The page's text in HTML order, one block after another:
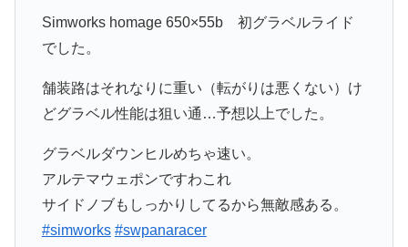
Simworks homage 650×55b 初グラベルライド
でした。
舗装路はそれなりに重い（転がりは悪くない）け
どグラベル性能は狙い通…予想以上でした。
グラベルダウンヒルめちゃ速い。
アルテマウェポンですわこれ
サイドノブもしっかりしてるから無敵感ある。
#simworks #swpanaracer